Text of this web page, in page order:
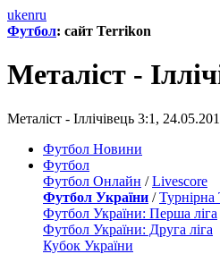
ukenru
Футбол: сайт Terrikon
Металіст -
Металіст - Іллічівець 3:1,
Футбол Новини
Футбол
Футбол Онлайн /Livescore
Футбол України /Турнірна
Футбол України: Перша ліга
Футбол України: Друга ліга
Кубок України